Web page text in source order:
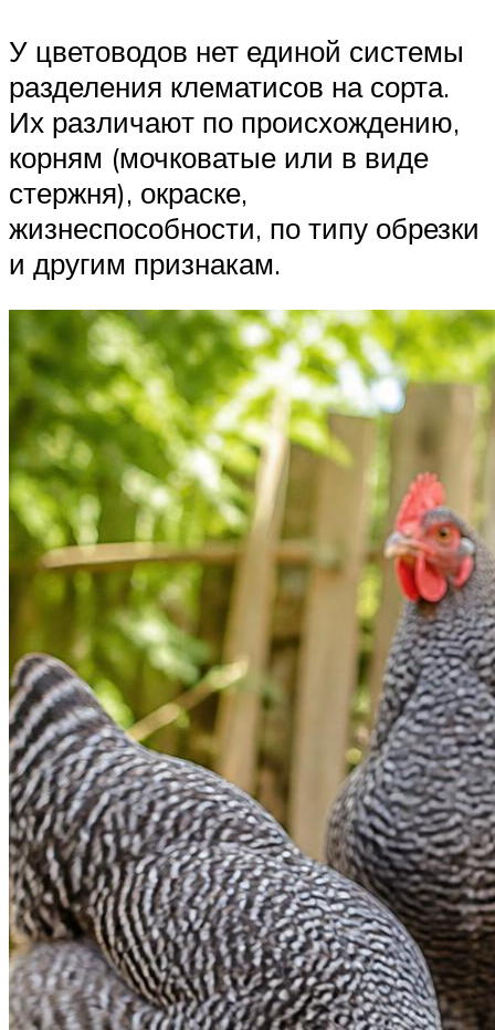
У цветоводов нет единой системы
разделения клематисов на сорта.
Их различают по происхождению,
корням (мочковатые или в виде
стержня), окраске,
жизнеспособности, по типу обрезки
и другим признакам.